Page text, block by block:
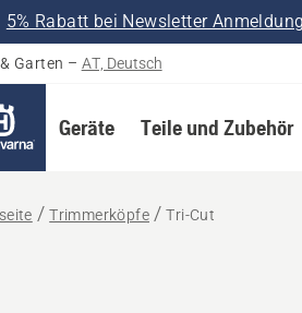
5% Rabatt bei Newsletter Anmeldung
Garten – AT, Deutsch
Geräte Teile und Zubehör
Trimmerköpfe Tri-Cut